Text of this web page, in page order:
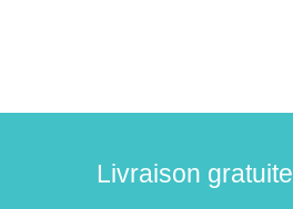
Livraison gratuite